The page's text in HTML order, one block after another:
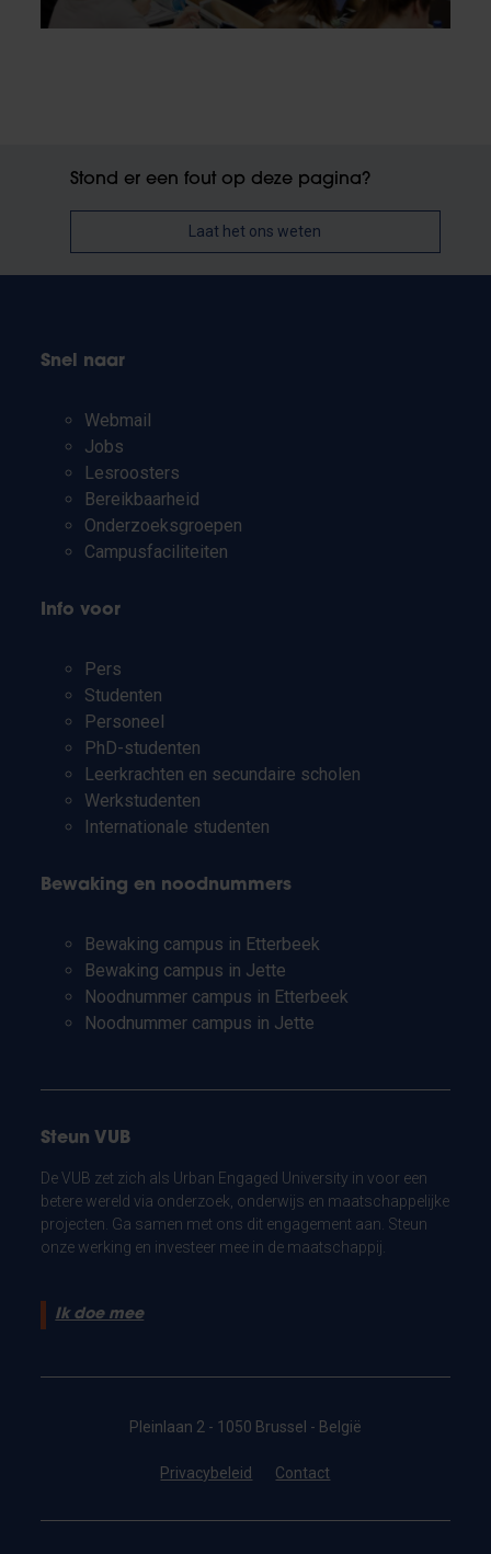
Stond er een fout op deze pagina?
Laat het ons weten
Snel naar
Webmail
Jobs
Lesroosters
Bereikbaarheid
Onderzoeksgroepen
Campusfaciliteiten
Info voor
Pers
Studenten
Personeel
PhD-studenten
Leerkrachten en secundaire scholen
Werkstudenten
Internationale studenten
Bewaking en noodnummers
Bewaking campus in Etterbeek
Bewaking campus in Jette
Noodnummer campus in Etterbeek
Noodnummer campus in Jette
Steun VUB
De VUB zet zich als Urban Engaged University in voor een
betere wereld via onderzoek, onderwijs en maatschappelijke
projecten. Ga samen met ons dit engagement aan. Steun
onze werking en investeer mee in de maatschappij.
Ik doe mee
Pleinlaan 2 - 1050 Brussel - België
Privacybeleid Contact